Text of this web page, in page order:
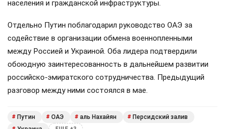
населения и гражданской инфраструктуры.
Отдельно Путин поблагодарил руководство ОАЭ за
содействие в организации обмена военнопленными
между Россией и Украиной. Оба лидера подтвердили
обоюдную заинтересованность в дальнейшем развитии
российско-эмиратского сотрудничества. Предыдущий
разговор между ними состоялся в мае.
# Путин # ОАЭ # аль Нахайян # Персидский залив